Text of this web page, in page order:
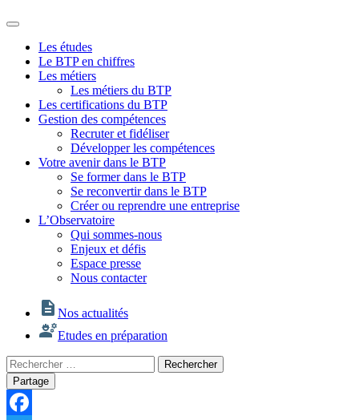
Les études
Le BTP en chiffres
Les métiers
Les métiers du BTP
Les certifications du BTP
Gestion des compétences
Recruter et fidéliser
Développer les compétences
Votre avenir dans le BTP
Se former dans le BTP
Se reconvertir dans le BTP
Créer ou reprendre une entreprise
L’Observatoire
Qui sommes-nous
Enjeux et défis
Espace presse
Nous contacter
Nos actualités
Etudes en préparation
Rechercher
:
Rechercher
Partage